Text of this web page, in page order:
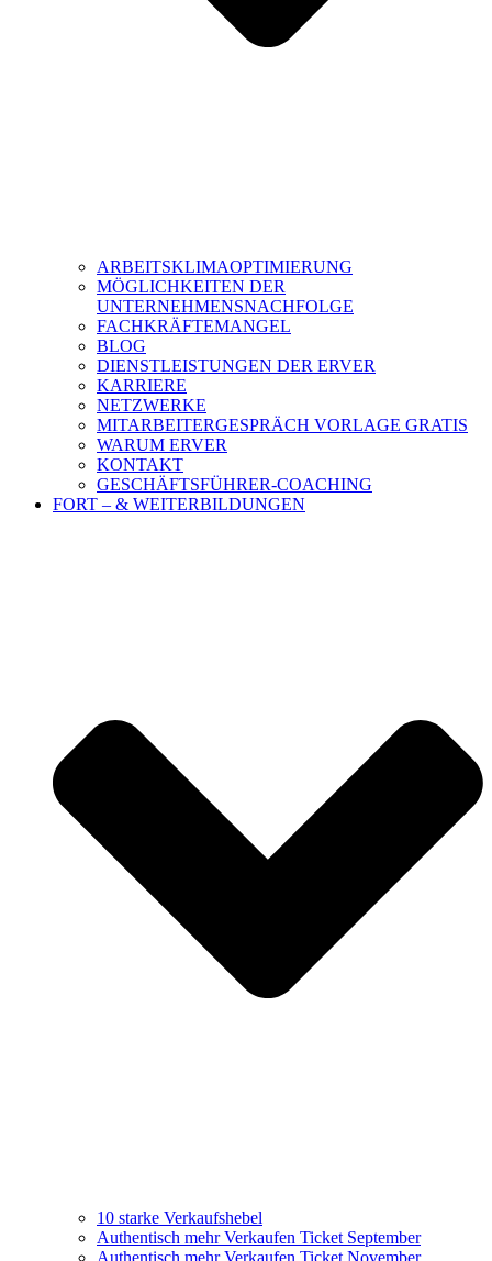
ARBEITSKLIMAOPTIMIERUNG
MÖGLICHKEITEN DER
UNTERNEHMENSNACHFOLGE
FACHKRÄFTEMANGEL
BLOG
DIENSTLEISTUNGEN DER ERVER
KARRIERE
NETZWERKE
MITARBEITERGESPRÄCH VORLAGE GRATIS
WARUM ERVER
KONTAKT
GESCHÄFTSFÜHRER-COACHING
FORT – & WEITERBILDUNGEN
10 starke Verkaufshebel
Authentisch mehr Verkaufen Ticket September